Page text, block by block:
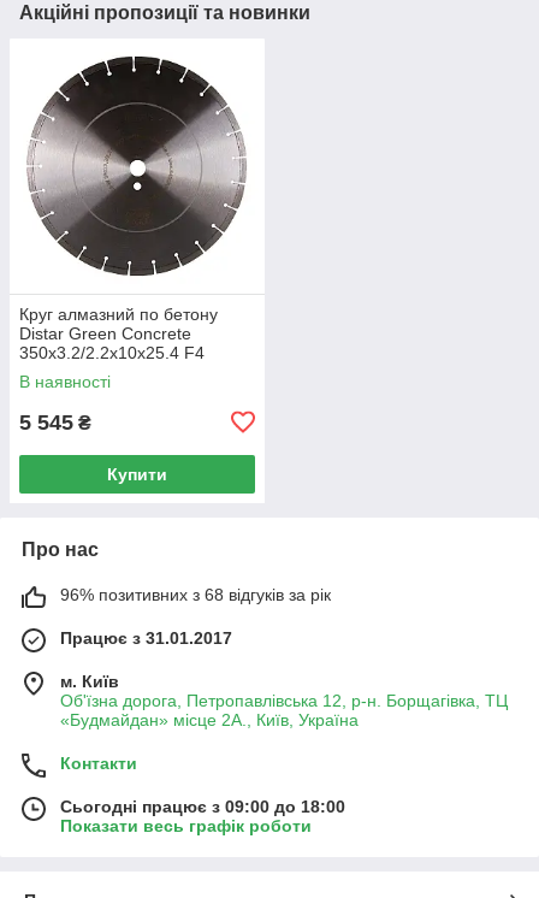
Акційні пропозиції та новинки
Круг алмазний по бетону
Distar Green Concrete
350x3.2/2.2x10x25.4 F4
В наявності
5 545 ₴
Купити
Про нас
96% позитивних з 68 відгуків за рік
Працює з 31.01.2017
м. Київ
Об'їзна дорога, Петропавлівська 12, р-н. Борщагівка, ТЦ
«Будмайдан» місце 2А., Київ, Україна
Контакти
Сьогодні працює з 09:00 до 18:00
Показати весь графік роботи